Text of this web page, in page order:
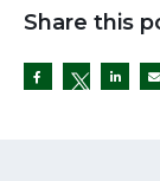
Share this